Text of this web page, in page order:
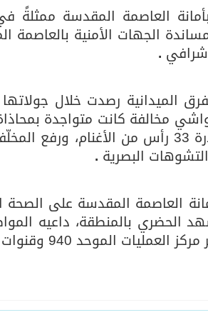
مارينو بوستش يخلف يايسله في
العاصمة المقدسة ممثلةً
الجهات الأمنية
.
الميدانية رصدت خلال
حظيرة مواشي مخالفة كانت
حيث تم إزالتها ومصادرة 33 رأس من
البصرية .
العاصمة المقدسة على الصحة
الحضري بالمنطقة، داعيه
940 وقنوات الأمانة الرسمية